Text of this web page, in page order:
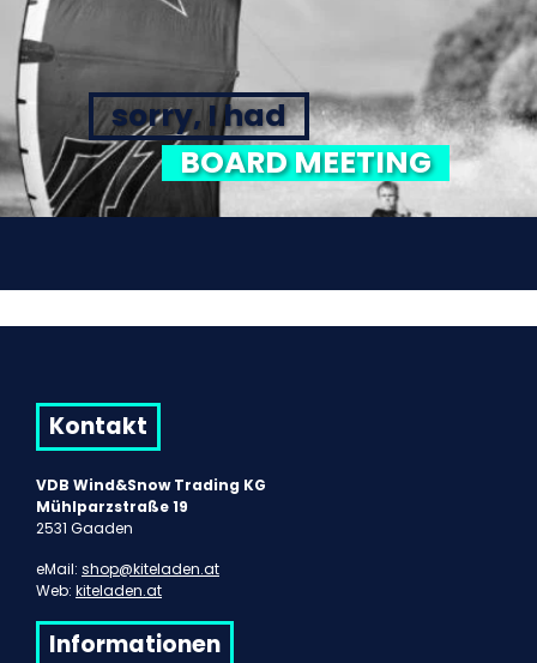
sorry, I had
BOARD MEETING
Kontakt
VDB Wind&Snow Trading KG
Mühlparzstraße 19
2531 Gaaden
eMail: shop@kiteladen.at
Web: kiteladen.at
Informationen